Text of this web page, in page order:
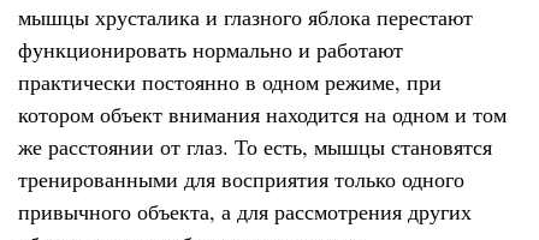
мышцы хрусталика и глазного яблока перестают
функционировать нормально и работают
практически постоянно в одном режиме, при
котором объект внимания находится на одном и том
же расстоянии от глаз. То есть, мышцы становятся
тренированными для восприятия только одного
привычного объекта, а для рассмотрения других